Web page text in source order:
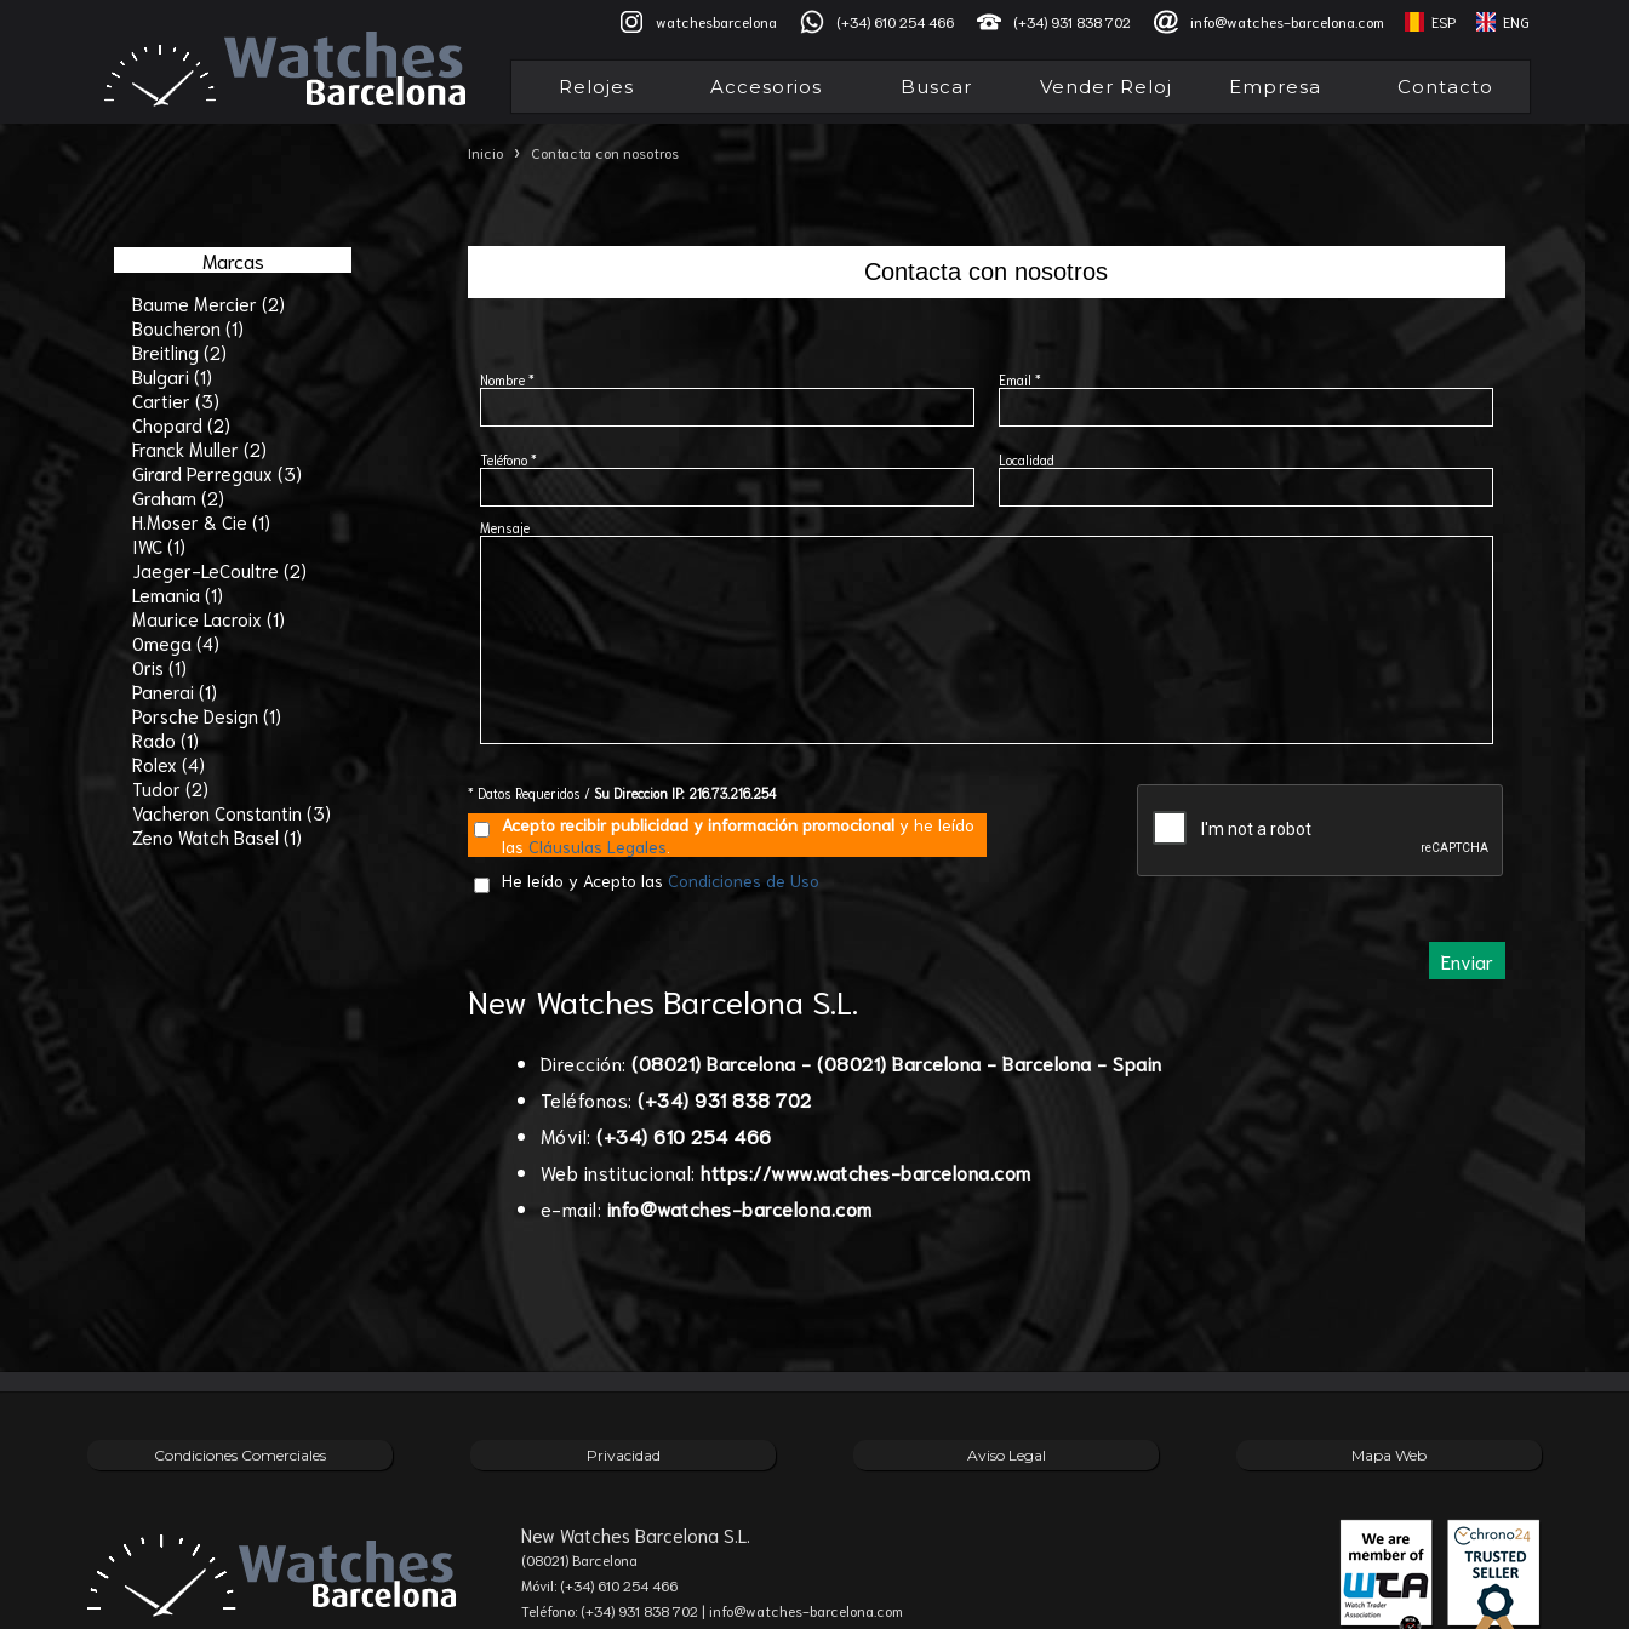
ESP ENG
watchesbarcelona (+34) 610 254 466 (+34) 931 838 702 info@watches-barcelona.com
Relojes Accesorios Buscar Vender Reloj Empresa Contacto
Marcas
Baume Mercier (2)
Boucheron (1)
Breitling (2)
Bulgari (1)
Cartier (3)
Chopard (2)
Franck Muller (2)
Girard Perregaux (3)
Graham (2)
H.Moser & Cie (1)
IWC (1)
Jaeger-LeCoultre (2)
Lemania (1)
Maurice Lacroix (1)
Omega (4)
Oris (1)
Panerai (1)
Porsche Design (1)
Rado (1)
Rolex (4)
Tudor (2)
Vacheron Constantin (3)
Zeno Watch Basel (1)
Inicio › Contacta con nosotros
Contacta con nosotros
Nombre * Email *
Teléfono * Localidad
Mensaje
* Datos Requeridos / Su Direccion IP: 216.73.216.254
Acepto recibir publicidad y información promocionaly he leído
las Cláusulas Legales
He leído y Acepto las Condiciones de Uso
Enviar
New Watches Barcelona S.L.
Dirección:(08021) Barcelona - (08021) Barcelona - Barcelona - Spain
Teléfonos:(+34) 931 838 702
Móvil:(+34) 610 254 466
Web institucional:https://www.watches-barcelona.com
e-mail: info@watches-barcelona.com
Condiciones Comerciales Privacidad Aviso Legal Mapa Web
New Watches Barcelona S.L.
(08021) Barcelona
Móvil: (+34) 610 254 466
Teléfono: (+34) 931 838 702 | info@watches-barcelona.com